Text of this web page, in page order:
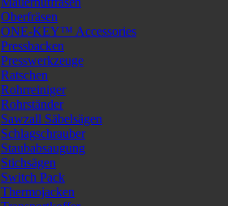
Oberfräsen
ONE-KEY™ Accessories
Pressbacken
Presswerkzeuge
Ratschen
Rohrreiniger
Rohrständer
Sawzall Säbelsägen
Schlagschrauber
Staubabsaugung
Stichsägen
Switch Pack
Thermojacken